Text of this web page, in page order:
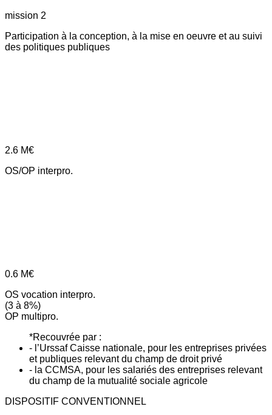
mission 2
Participation à la conception, à la mise en oeuvre et au suivi
des politiques publiques
2.6 M€
OS/OP interpro.
0.6 M€
OS vocation interpro.
(3 à 8%)
OP multipro.
*Recouvrée par :
- l’Urssaf Caisse nationale, pour les entreprises privées
et publiques relevant du champ de droit privé
- la CCMSA, pour les salariés des entreprises relevant
du champ de la mutualité sociale agricole
DISPOSITIF CONVENTIONNEL